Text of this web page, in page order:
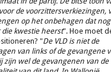
de voorzittersverkiezingen,
op het onbehagen dat nog
die kwestie heerst". Hoe moet
"De VLD is niet de
van links of de gevangene
zijn wel de gevangenen van de